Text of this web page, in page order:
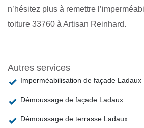
n’hésitez plus à remettre
toiture 33760 à Artisan Reinhard.
Autres services
Imperméabilisation de façade Ladaux
Démoussage de façade Ladaux
Démoussage de terrasse Ladaux